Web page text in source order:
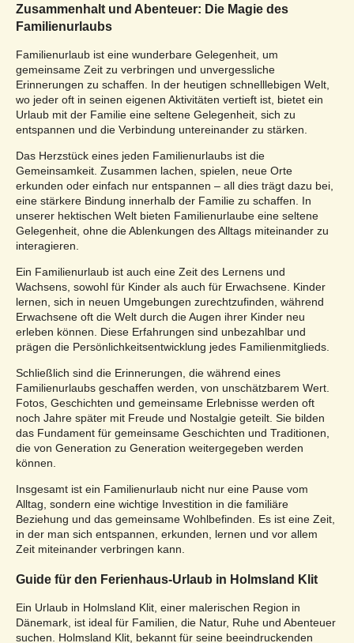
Zusammenhalt und Abenteuer: Die Magie des
Familienurlaubs
Familienurlaub ist eine wunderbare Gelegenheit, um
gemeinsame Zeit zu verbringen und unvergessliche
Erinnerungen zu schaffen. In der heutigen schnelllebigen Welt,
wo jeder oft in seinen eigenen Aktivitäten vertieft ist, bietet ein
Urlaub mit der Familie eine seltene Gelegenheit, sich zu
entspannen und die Verbindung untereinander zu stärken.
Das Herzstück eines jeden Familienurlaubs ist die
Gemeinsamkeit. Zusammen lachen, spielen, neue Orte
erkunden oder einfach nur entspannen – all dies trägt dazu bei,
eine stärkere Bindung innerhalb der Familie zu schaffen. In
unserer hektischen Welt bieten Familienurlaube eine seltene
Gelegenheit, ohne die Ablenkungen des Alltags miteinander zu
interagieren.
Ein Familienurlaub ist auch eine Zeit des Lernens und
Wachsens, sowohl für Kinder als auch für Erwachsene. Kinder
lernen, sich in neuen Umgebungen zurechtzufinden, während
Erwachsene oft die Welt durch die Augen ihrer Kinder neu
erleben können. Diese Erfahrungen sind unbezahlbar und
prägen die Persönlichkeitsentwicklung jedes Familienmitglieds.
Schließlich sind die Erinnerungen, die während eines
Familienurlaubs geschaffen werden, von unschätzbarem Wert.
Fotos, Geschichten und gemeinsame Erlebnisse werden oft
noch Jahre später mit Freude und Nostalgie geteilt. Sie bilden
das Fundament für gemeinsame Geschichten und Traditionen,
die von Generation zu Generation weitergegeben werden
können.
Insgesamt ist ein Familienurlaub nicht nur eine Pause vom
Alltag, sondern eine wichtige Investition in die familiäre
Beziehung und das gemeinsame Wohlbefinden. Es ist eine Zeit,
in der man sich entspannen, erkunden, lernen und vor allem
Zeit miteinander verbringen kann.
Guide für den Ferienhaus-Urlaub in Holmsland Klit
Ein Urlaub in Holmsland Klit, einer malerischen Region in
Dänemark, ist ideal für Familien, die Natur, Ruhe und Abenteuer
suchen. Holmsland Klit, bekannt für seine beeindruckenden